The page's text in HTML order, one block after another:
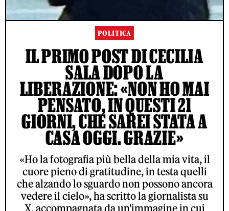
POLITICA
IL PRIMO POST DI CECILIA
SALA DOPO LA
LIBERAZIONE: «NON HO MAI
PENSATO, IN QUESTI 21
GIORNI, CHE SAREI STATA A
CASA OGGI. GRAZIE»
«Ho la fotografia più bella della mia vita, il
cuore pieno di gratitudine, in testa quelli
che alzando lo sguardo non possono ancora
vedere il cielo», ha scritto la giornalista su
X, accompagnata da un'immagine in cui